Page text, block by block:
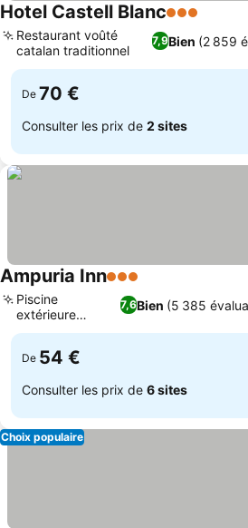
Hotel Castell Blanc3 Étoiles
7,9Bien (2 859
Restaurant voûté
catalan traditionnel
De 70 €
Consulter les prix de 2 sites
Ampuria Inn3 Étoiles
7,6Bien (5 385
Piscine
extérieure
tropicale
De 54 €
Consulter les prix de 6 sites
Choix populaire